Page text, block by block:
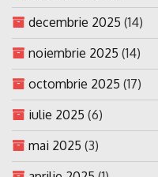
decembrie 2025 (14)
noiembrie 2025 (14)
octombrie 2025 (17)
iulie 2025 (6)
mai 2025 (3)